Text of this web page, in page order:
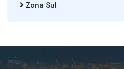
Zona Sul